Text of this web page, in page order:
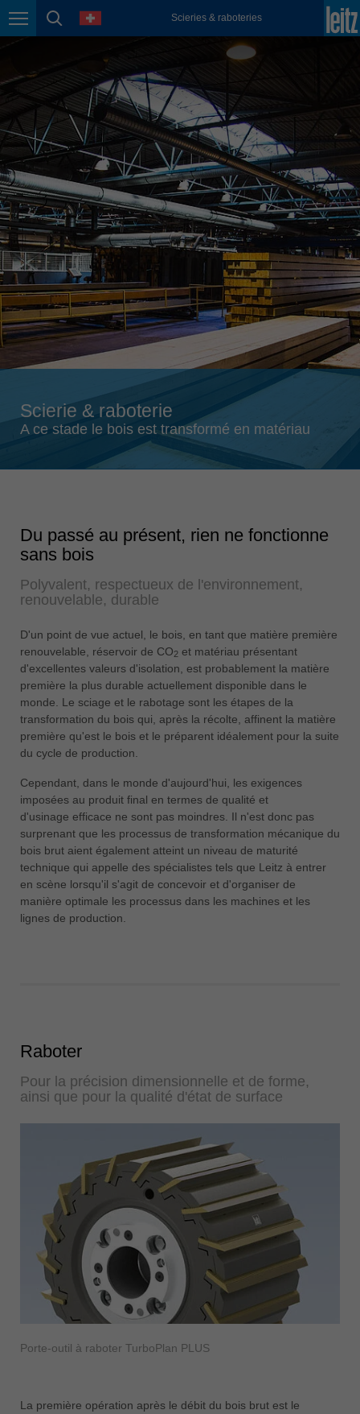
Page navigation
page search
language Scieries & raboteries
México
Nederland
nederlands
Österreich
deutsch
Polska
polski
Portugal
português
România
Română
Schweiz
deutsch
Slovenija
slovenski
Suomi
english
türkçe
english
Việt Nam
tiếng việt
中国
中文
ประเทศไทย
Україна
yкраїнська
Scierie & raboterie
A ce stade le bois est transformé en matériau
Du passé au présent, rien ne fonctionne
sans bois
Polyvalent, respectueux de l'environnement,
renouvelable, durable
D'un point de vue actuel, le bois, en tant que matière première
renouvelable, réservoir de CO2 et matériau présentant
d'excellentes valeurs d'isolation, est probablement la matière
première la plus durable actuellement disponible dans le
monde. Le sciage et le rabotage sont les étapes de la
transformation du bois qui, après la récolte, affinent la matière
première qu'est le bois et le préparent idéalement pour la suite
du cycle de production.
Cependant, dans le monde d'aujourd'hui, les exigences
imposées au produit final en termes de qualité et
d'usinage efficace ne sont pas moindres. Il n'est donc pas
surprenant que les processus de transformation mécanique du
bois brut aient également atteint un niveau de maturité
technique qui appelle des spécialistes tels que Leitz à entrer
en scène lorsqu'il s'agit de concevoir et d'organiser de
manière optimale les processus dans les machines et les
lignes de production.
Raboter
Pour la précision dimensionnelle et de forme,
ainsi que pour la qualité d'état de surface
Porte-outil à raboter TurboPlan PLUS
La première opération après le débit du bois brut est le